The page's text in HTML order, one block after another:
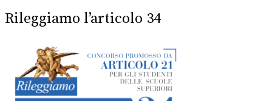
Rileggiamo l’articolo 34